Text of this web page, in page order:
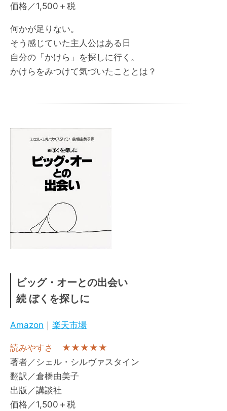
価格／1,500＋税
何かが足りない。
そう感じていた主人公はある日
自分の「かけら」を探しに行く。
かけらをみつけて気づいたこととは？
ビッグ・オーとの出会い
続 ぼくを探しに
Amazon ｜ 楽天市場
読みやすさ ★★★★★
著者／シェル・シルヴァスタイン
翻訳／倉橋由美子
出版／講談社
価格／1,500＋税